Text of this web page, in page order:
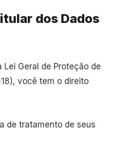
dos Dados
Lei Geral de Proteção de
você tem o direito
de tratamento de seus